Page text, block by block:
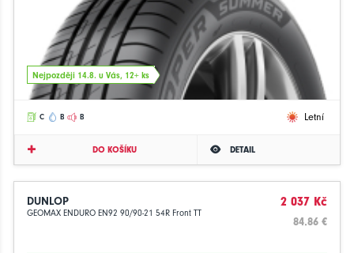
Nejpozději 14.8. u Vás, 12+ ks
C B B Letní
DO KOŠÍKU DETAIL
DUNLOP
GEOMAX ENDURO EN92 90/90-21 54R Front TT
2 037 Kč
84.86 €